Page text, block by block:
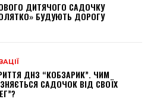
ДИТЯЧОГО САДОЧКУ
БУДУЮТЬ ДОРОГУ
ДНЗ “КОБЗАРИК”. ЧИМ
САДОЧОК ВІД СВОЇХ